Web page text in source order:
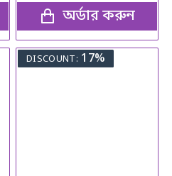
অর্ডার করুন
DISCOUNT: 17%